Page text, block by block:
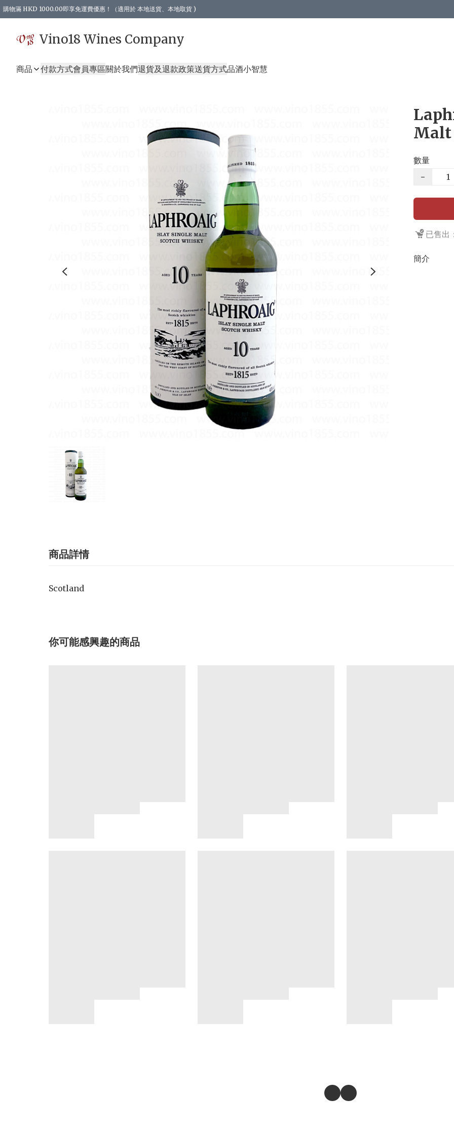
購物滿 HKD 1000.00即享免運費優惠！（適用於 本地送貨、本地取貨 )
Vino18 Wines Company
商品 付款方式會員專區關於我們退貨及退款政策送貨方式品酒小智慧
Malt
數量
−
已售出
簡介
商品詳情
Scotland
你可能感興趣的商品